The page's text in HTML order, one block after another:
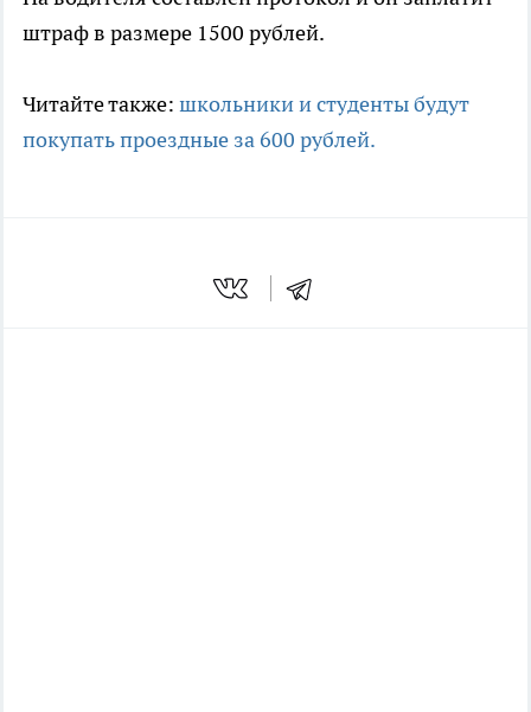
штраф в размере 1500 рублей.
Читайте также: школьники и студенты будут
покупать проездные за 600 рублей.